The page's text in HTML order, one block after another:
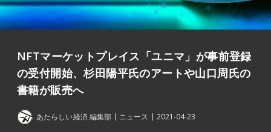
NFTマーケットプレイス「ユニマ」が事前登録
の受付開始、杉田陽平氏のアートや山口周氏の
書籍が販売へ
あたらしい経済 編集部 ニュース 2021-04-23